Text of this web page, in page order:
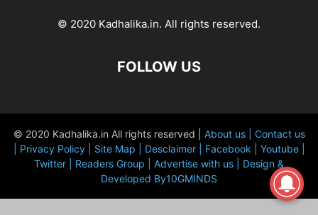
© 2020 Kadhalika.in. All rights reserved.
FOLLOW US
© 2020 Kadhalika.in All rights reserved | About us | Contact us
Privacy Policy | Site Map | Desclaimer | Facebook | Youtube |
Twitter | Readers Group | Advertise with us | Design &
Developed By10GMINDS